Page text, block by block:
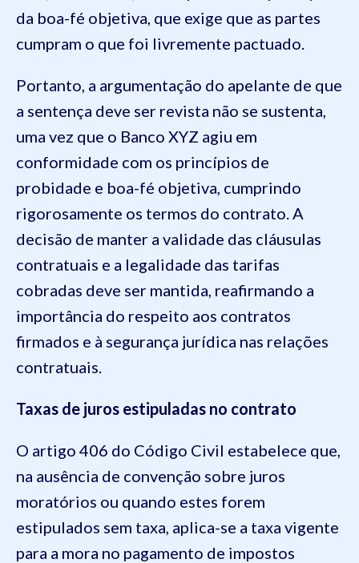
da boa-fé objetiva, que exige que as partes
cumpram o que foi livremente pactuado.
Portanto, a argumentação do apelante de que
a sentença deve ser revista não se sustenta,
uma vez que o Banco XYZ agiu em
conformidade com os princípios de
probidade e boa-fé objetiva, cumprindo
rigorosamente os termos do contrato. A
decisão de manter a validade das cláusulas
contratuais e a legalidade das tarifas
cobradas deve ser mantida, reafirmando a
importância do respeito aos contratos
firmados e à segurança jurídica nas relações
contratuais.
Taxas de juros estipuladas no contrato
O artigo 406 do Código Civil estabelece que,
na ausência de convenção sobre juros
moratórios ou quando estes forem
estipulados sem taxa, aplica-se a taxa vigente
para a mora no pagamento de impostos